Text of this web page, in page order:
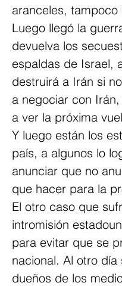
aranceles,
Luego llegó la
devuelva los
espaldas de Israel,
destruirá a Irán si
a negociar con
a ver la próxima
Y luego están los
país, a algunos lo
anunciar que no
que hacer para la
El otro caso que
intromisión
para evitar que se
nacional. Al otro
dueños de los